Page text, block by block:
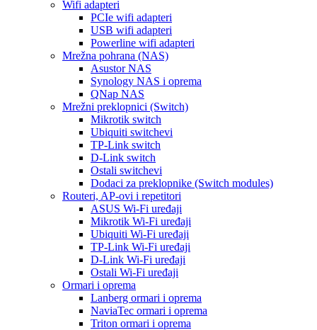
Wifi adapteri
PCIe wifi adapteri
USB wifi adapteri
Powerline wifi adapteri
Mrežna pohrana (NAS)
Asustor NAS
Synology NAS i oprema
QNap NAS
Mrežni preklopnici (Switch)
Mikrotik switch
Ubiquiti switchevi
TP-Link switch
D-Link switch
Ostali switchevi
Dodaci za preklopnike (Switch modules)
Routeri, AP-ovi i repetitori
ASUS Wi-Fi uređaji
Mikrotik Wi-Fi uređaji
Ubiquiti Wi-Fi uređaji
TP-Link Wi-Fi uređaji
D-Link Wi-Fi uređaji
Ostali Wi-Fi uređaji
Ormari i oprema
Lanberg ormari i oprema
NaviaTec ormari i oprema
Triton ormari i oprema